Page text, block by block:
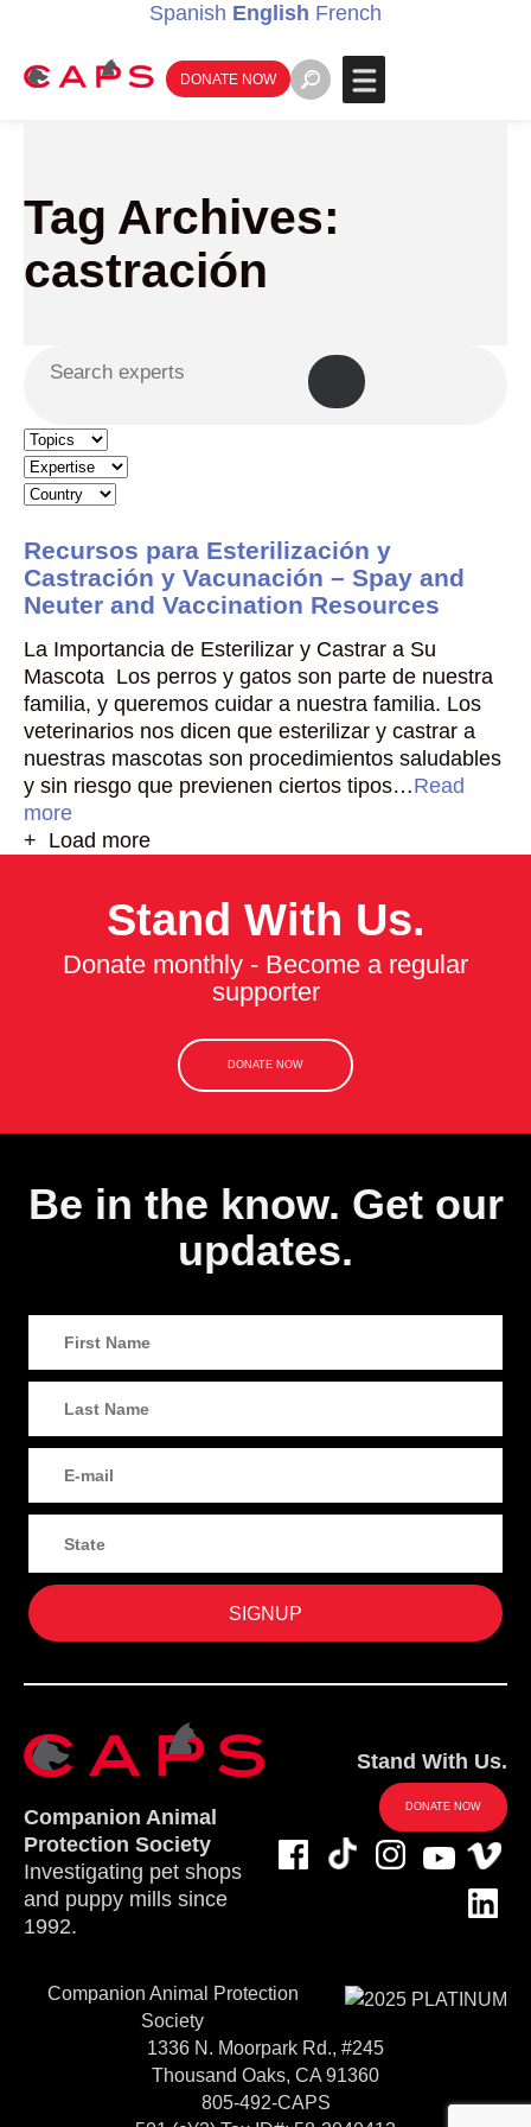
Spanish English French
DONATE NOW
Tag Archives:
castración
Recursos para Esterilización y
Castración y Vacunación – Spay and
Neuter and Vaccination Resources
La Importancia de Esterilizar y Castrar a Su
Mascota Los perros y gatos son parte de nuestra
familia, y queremos cuidar a nuestra familia. Los
veterinarios nos dicen que esterilizar y castrar a
nuestras mascotas son procedimientos saludables
y sin riesgo que previenen ciertos tipos…Read
more
+ Load more
Stand With Us.
Donate monthly - Become a regular
supporter
DONATE NOW
Be in the know. Get our
updates.
Companion Animal
Protection Society
Investigating pet shops
and puppy mills since
1992.
Stand With Us.
DONATE NOW
Companion Animal Protection
Society
1336 N. Moorpark Rd., #245
Thousand Oaks, CA 91360
805-492-CAPS